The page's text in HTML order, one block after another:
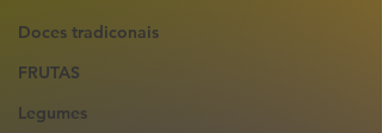
Doces tradiconais
FRUTAS
Legumes